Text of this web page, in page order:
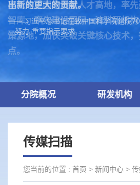
率先建成国家创新人才高地，率
智库，率先建设国际一流科研机
策源地，加快突破关键核心技术
点。
出新的更大的贡献。
—— 习近平总书记在致中国科学院建院70
一努力”重要指示要求
分院概况 研发机构
传媒扫描
您当前的位置 : 首页 > 新闻中心 >